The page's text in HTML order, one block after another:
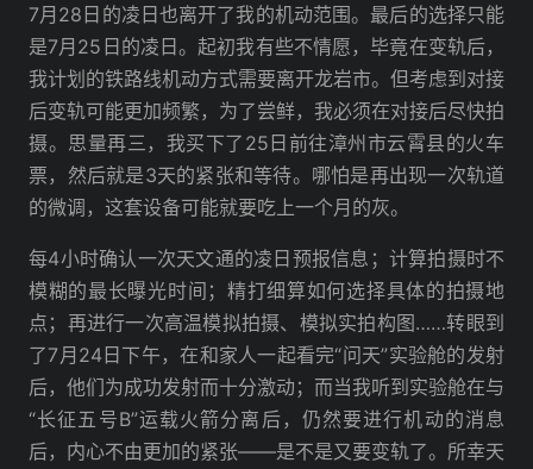
7月28日的凌日也离开了我的机动范围。最后的选择只能
是7月25日的凌日。起初我有些不情愿，毕竟在变轨后，
我计划的铁路线机动方式需要离开龙岩市。但考虑到对接
后变轨可能更加频繁，为了尝鲜，我必须在对接后尽快拍
摄。思量再三，我买下了25日前往漳州市云霄县的火车
票，然后就是3天的紧张和等待。哪怕是再出现一次轨道
的微调，这套设备可能就要吃上一个月的灰。
每4小时确认一次天文通的凌日预报信息；计算拍摄时不
模糊的最长曝光时间；精打细算如何选择具体的拍摄地
点；再进行一次高温模拟拍摄、模拟实拍构图……转眼到
了7月24日下午，在和家人一起看完“问天”实验舱的发射
后，他们为成功发射而十分激动；而当我听到实验舱在与
“长征五号B”运载火箭分离后，仍然要进行机动的消息
后，内心不由更加的紧张——是不是又要变轨了。所幸天